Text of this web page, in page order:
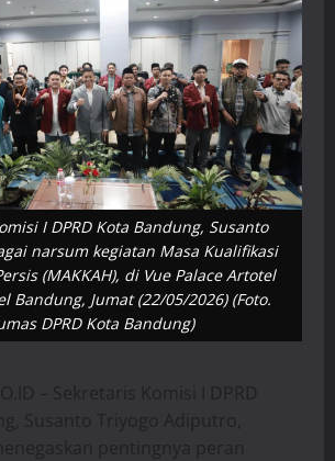
I DPRD Kota Bandung, Susanto
narsum kegiatan Masa Kualifikasi
(MAKKAH), di Vue Palace Artotel
Bandung, Jumat (22/05/2026) (Foto.
DPRD Kota Bandung)
– Sekretaris Komisi I DPRD
Susanto Triyogo Adiputro,
pentingnya peran